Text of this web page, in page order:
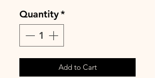
Quantity*
Add to Cart